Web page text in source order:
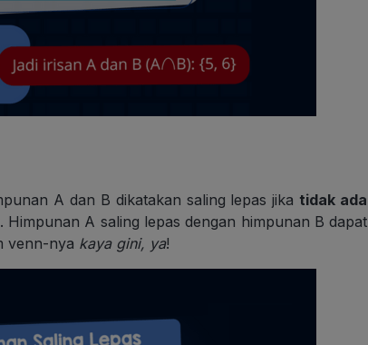
A dan B dikatakan saling lepas jika tidak ada
. Himpunan A saling lepas dengan himpunan B dapat
venn-nya kaya gini, ya!